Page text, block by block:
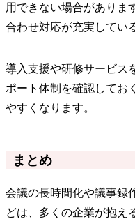
用できない場合がありま
合わせ対応が充実してい
導入支援や研修サービス
ポート体制を確認してお
やすくなります。
まとめ
会議の長時間化や議事録
どは、多くの企業が抱え